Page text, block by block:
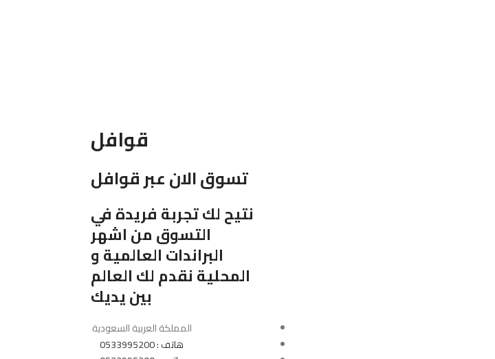
قوافل
تسوق الان عبر قوافل
نتيح لك تجربة فريدة في
التسوق من اشهر
البراندات العالمية و
المحلية نقدم لك العالم
بين يديك
المملكة العربية السعودية
هاتف : 0533995200